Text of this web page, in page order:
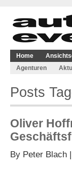
Home
Agenturen
Posts
Oliver
By Peter Blach